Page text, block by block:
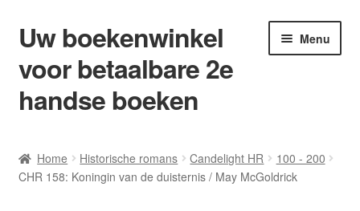
Ga
door
naar
navigatie
Ga
naar
de
inhoud
Uw boekenwinkel
voor betaalbare 2e
handse boeken
Menu
Afrekenen
Home Historische romans Candelight HR
100 - 200
CHR 158: Koningin van de duisternis / May McGoldrick